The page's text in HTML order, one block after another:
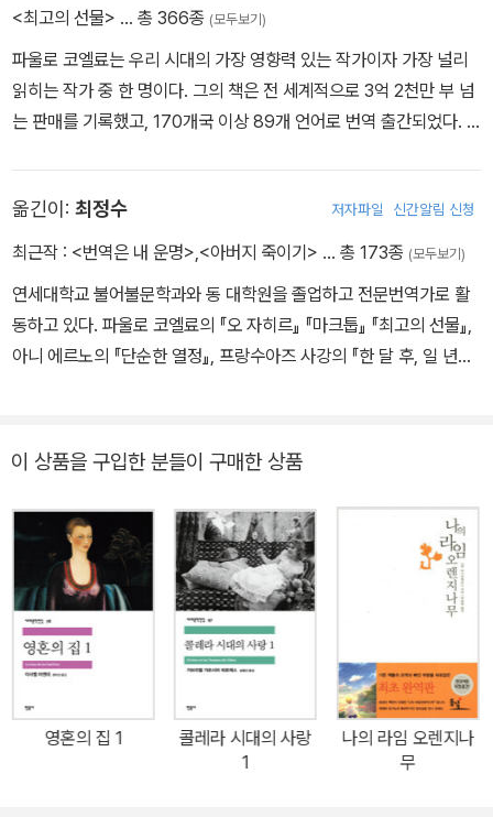
<최고의 선물> … 총 366종 (모두보기)
파울로 코엘료는 우리 시대의 가장 영향력 있는 작가이자 가장 널리
읽히는 작가 중 한 명이다. 그의 책은 전 세계적으로 3억 2천만 부 넘
는 판매를 기록했고, 170개국 이상 89개 언어로 번역 출간되었다. 1
어송라이터인 하울 세샤스(Raul Seixas)와 협업해 브라질 록 음악
의 대표적인 명곡들을 탄생시켰다. 1986년 한 중요한 만남을 계기로
『순례자』를 집필했다. 이어 1988년 발표한 『연금술사』는 전 세계적
인 베스트셀러가 되며 그에게 국제적 명성을 안겨주었다. 이후 『브리
다』 『최고의 선물』 『발키리들』 『피에트라 강가에서 나는 울었네』 『마
『흐르는 강물처럼』 『승자는 혼자다』 『알레프』 『아크라 문서』 『불륜』
울림을 전했다. 2002년 브라질 문학 아카데미 회원으로 선출되었으
며, 2007년에는 UN 평화대사로 임명되었다. 또한 프랑스 정부가 수
여하는 레지옹 도뇌르 훈장을 비롯해 115개 이상의 국제적인 상을 수
상하는 영예를 얻었다. 블로그 paulocoelhoblog.com 인스타그램
@paulocoelho 페이스북 www.facebook.com/paulocoelho
옮긴이: 최정수 저자파일 신간알림 신청
최근작 : <번역은 내 운명> <아버지 죽이기> … 총 173종 (모두보기)
연세대학교 불어불문학과와 동 대학원을 졸업하고 전문번역가로 활
동하고 있다. 파울로 코엘료의 『오 자히르』 『마크툽』 『최고의 선물』,
아니 에르노의 『단순한 열정』, 프랑수아즈 사강의 『한 달 후, 일 년
풍경』 외에 『나는 죽음을 돕는 의사입니다』 『우리가 작별 인사를 할
때마다』 『여자를 삼킨 화가 피카소』 『역광의 여인 비비안 마이어』
『파베세의 마지막 여름』 등 120여 권의 책을 우리말로 옮겼다.
이 상품을 구입한 분들이 구매한 상품
영혼의 집 1
콜레라 시대의 사랑
1
나의 라임 오렌지나
무